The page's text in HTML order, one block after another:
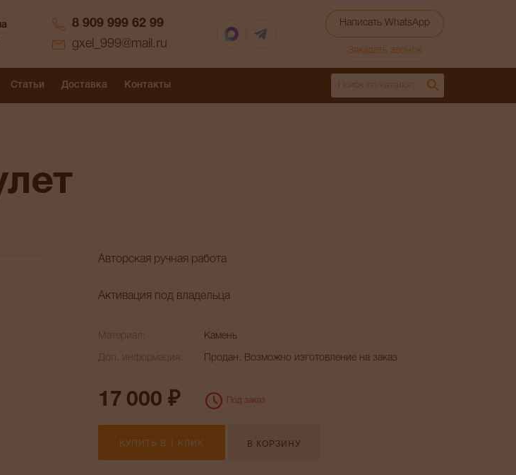
8 909 999 62 99
gxel_999@mail.ru
Написать WhatsApp
Заказать звонок
Статьи Доставка Контакты
Авторская ручная работа
Активация под владельца
Материал: Камень
Доп. информация: Продан. Возможно изготовление на заказ
17 000 ₽ Под заказ
КУПИТЬ В 1 КЛИК В КОРЗИНУ